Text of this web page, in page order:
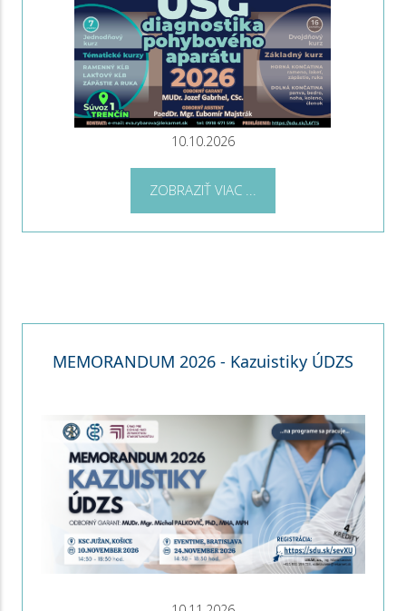
10.10.2026
ZOBRAZIŤ VIAC ...
MEMORANDUM 2026 - Kazuistiky ÚDZS